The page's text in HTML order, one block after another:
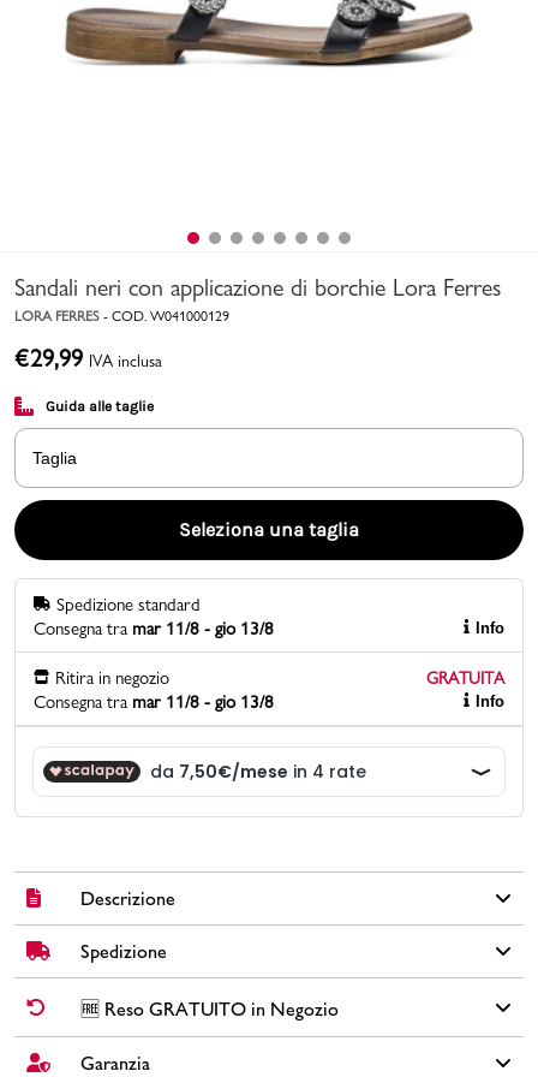
Bambino
Marchi
Accedi | Registrati
Promo & News
negozi
contatti
pcard
Gift card
Sandali neri con applicazione di borchie Lora Ferres
LORA FERRES - COD. W041000129
€29,99 IVA inclusa
Guida alle taglie
Taglia
Seleziona una taglia
Spedizione standard
Consegna tra mar 11/8 - gio 13/8 Info
Ritira in negozio
GRATUITA
Consegna tra mar 11/8 - gio 13/8 Info
Descrizione
Sandali flat Lora Ferres in similpelle colore nero con suola in
gomma, cinturino per il tallone con inserto elastico, chiusura
regolabile con fibbia e fascia singola con applicazione borchie
nere e argento.
Brand: Lora Ferres
Spedizione
✅ Spedizione Standard GRATUITA DA € 30➡️ Consegna in
giornilavorativi. Per ordini inferiori a € 30,00 la Spedizione ha un
costo di € 6,00.
🆓 Reso GRATUITO in Negozio
Cambi idea?Non preoccuparti, hai
per effettuare il reso dei
Garanzia